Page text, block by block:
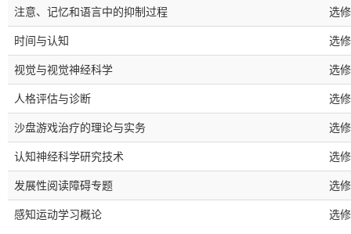
注意、记忆和语言中的抑制过程 选修
时间与认知 选修
视觉与视觉神经科学 选修
人格评估与诊断 选修
沙盘游戏治疗的理论与实务 选修
认知神经科学研究技术 选修
发展性阅读障碍专题 选修
感知运动学习概论 选修